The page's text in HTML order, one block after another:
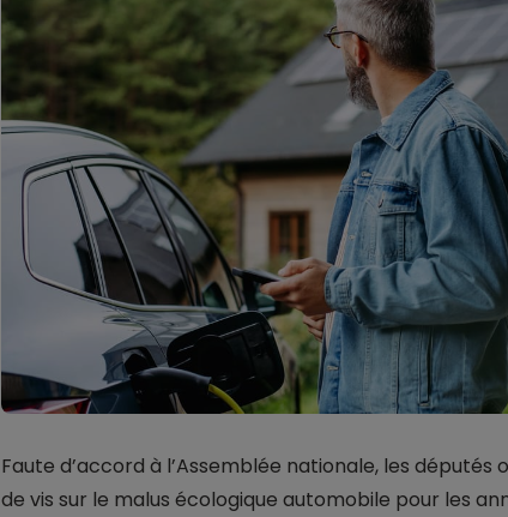
Faute d’accord à l’Assemblée nationale, les
de vis sur le malus écologique automobile pour les